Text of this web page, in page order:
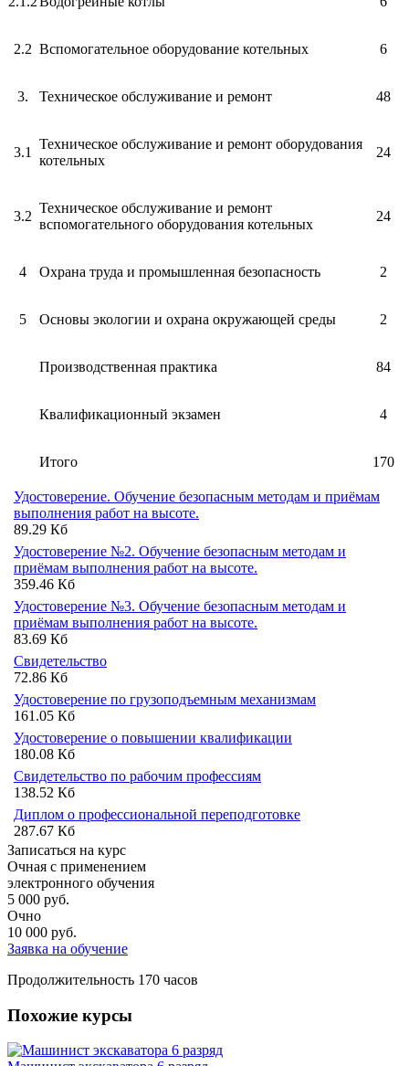
2.2 Вспомогательное оборудование котельных 6
3. Техническое обслуживание и ремонт 48
3.1
Техническое обслуживание и ремонт оборудования
котельных
24
3.2
Техническое обслуживание и ремонт
вспомогательного оборудования котельных
24
4 Охрана труда и промышленная безопасность 2
5 Основы экологии и охрана окружающей среды 2
Производственная практика 84
Квалификационный экзамен 4
Итого 170
Удостоверение. Обучение безопасным методам и приёмам
выполнения работ на высоте.
89.29 Кб
Удостоверение №2. Обучение безопасным методам и
приёмам выполнения работ на высоте.
359.46 Кб
Удостоверение №3. Обучение безопасным методам и
приёмам выполнения работ на высоте.
83.69 Кб
Свидетельство
72.86 Кб
Удостоверение по грузоподъемным механизмам
161.05 Кб
Удостоверение о повышении квалификации
180.08 Кб
Свидетельство по рабочим профессиям
138.52 Кб
Диплом о профессиональной переподготовке
287.67 Кб
Записаться на курс
Очная с применением
электронного обучения
5 000 руб.
Очно
10 000 руб.
Заявка на обучение
Продолжительность 170 часов
Похожие курсы